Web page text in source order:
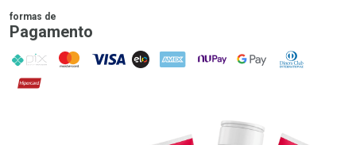
formas de
Pagamento
PIX MasterCard
VISA ELO AMEX NuPay Google PayDiners Club
Hipercard
Promoção em Destaque